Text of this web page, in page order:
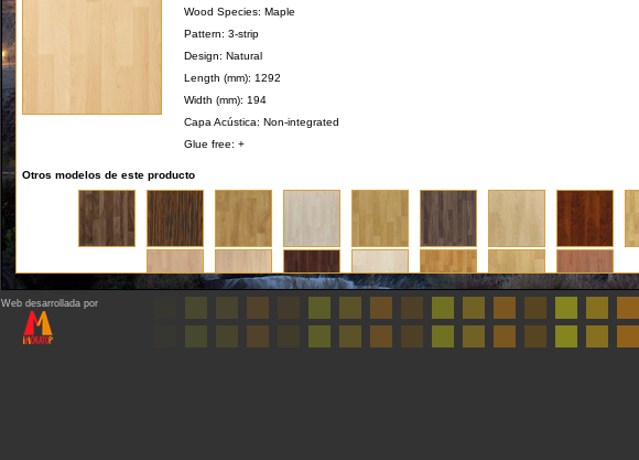
Web desarrollada por
Wood Species: Maple
Pattern: 3-strip
Design: Natural
Length (mm): 1292
Width (mm): 194
Capa Acústica: Non-integrated
Glue free: +
Otros modelos de este producto
Regresar